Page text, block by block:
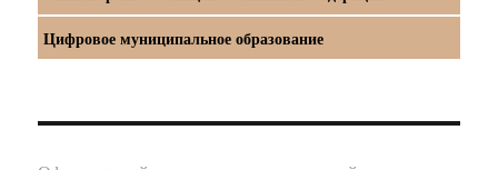
Цифровое муниципальное образование